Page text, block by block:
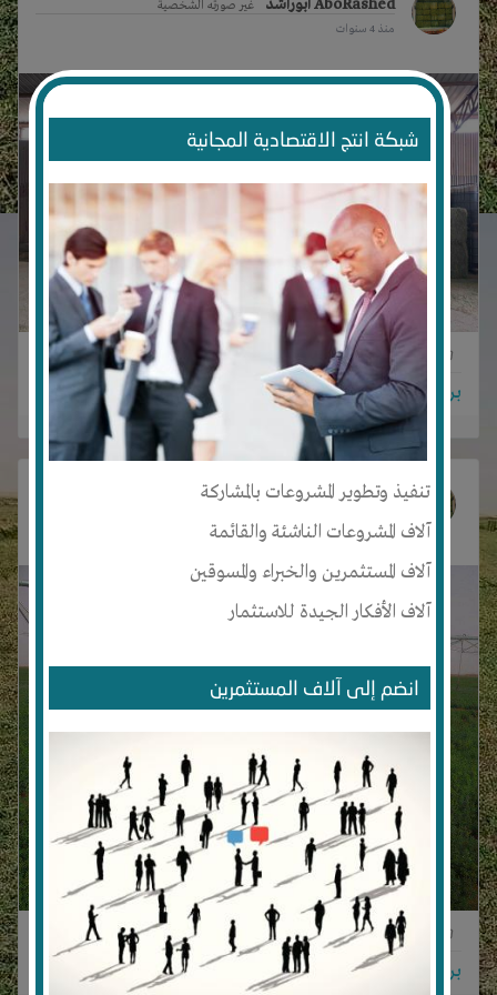
شبكة انتج الاقتصادية المجانية
تنفيذ وتطوير المشروعات بالمشاركة
آلاف المشروعات الناشئة والقائمة
آلاف المستثمرين والخبراء والمسوقين
آلاف الأفكار الجيدة للاستثمار
انضم إلى آلاف المستثمرين
AboRashed أبوراشد غير صورته الشخصية
منذ 4 سنوات
0
0
برجاء تسجيل الدخول للتواصل!
AboRashed أبوراشد
منذ 4 سنوات
0
برجاء تسجيل الدخول للتواصل!